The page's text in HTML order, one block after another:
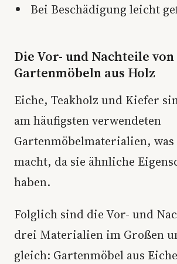
Bei Beschädigung leicht
Die Vor- und Nachteile von
Gartenmöbeln aus Holz
Eiche, Teakholz und Kiefer
am häufigsten verwendeten
Gartenmöbelmaterialien, was
macht, da sie ähnliche
haben.
Folglich sind die Vor- und
drei Materialien im Großen
gleich: Gartenmöbel aus